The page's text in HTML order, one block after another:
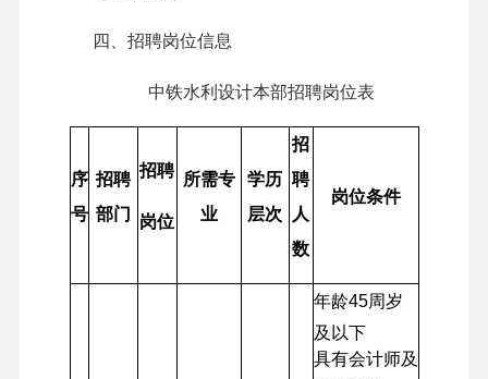
四、招聘岗位信息
中铁水利设计本部招聘岗位表
序
号
招聘
部门
招聘
岗位
所需专
业
学历
层次
招
聘
人
数
岗位条件
年龄45周岁
及以下
具有会计师及